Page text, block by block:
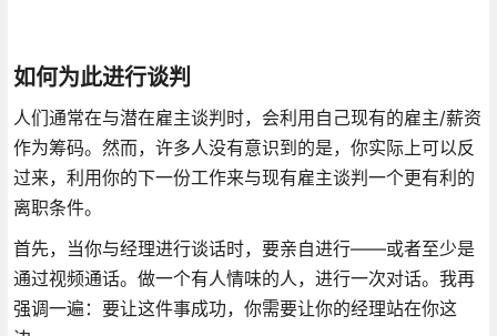
如何为此进行谈判
人们通常在与潜在雇主谈判时，会利用自己现有的雇主/薪资
作为筹码。然而，许多人没有意识到的是，你实际上可以反
过来，利用你的下一份工作来与现有雇主谈判一个更有利的
离职条件。
首先，当你与经理进行谈话时，要亲自进行——或者至少是
通过视频通话。做一个有人情味的人，进行一次对话。我再
强调一遍：要让这件事成功，你需要让你的经理站在你这